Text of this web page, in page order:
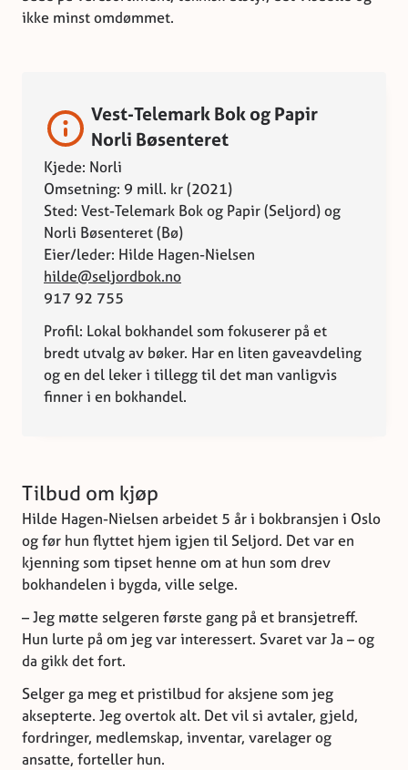
ikke minst omdømmet.
Vest-Telemark Bok og Papir
Norli Bøsenteret
Kjede: Norli
Omsetning: 9 mill. kr (2021)
Sted: Vest-Telemark Bok og Papir (Seljord) og
Norli Bøsenteret (Bø)
Eier/leder: Hilde Hagen-Nielsen
hilde@seljordbok.no
917 92 755
Profil: Lokal bokhandel som fokuserer på et
bredt utvalg av bøker. Har en liten gaveavdeling
og en del leker i tillegg til det man vanligvis
finner i en bokhandel.
Tilbud om kjøp
Hilde Hagen-Nielsen arbeidet 5 år i bokbransjen i Oslo
og før hun flyttet hjem igjen til Seljord. Det var en
kjenning som tipset henne om at hun som drev
bokhandelen i bygda, ville selge.
– Jeg møtte selgeren første gang på et bransjetreff.
Hun lurte på om jeg var interessert. Svaret var Ja – og
da gikk det fort.
Selger ga meg et pristilbud for aksjene som jeg
aksepterte. Jeg overtok alt. Det vil si avtaler, gjeld,
fordringer, medlemskap, inventar, varelager og
ansatte, forteller hun.